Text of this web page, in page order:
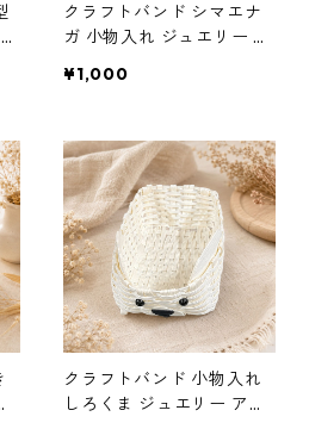
クラフトバンド シマエナ
ガ 小物入れ ジュエリー ア
¥1,000
クラフトバンド 小物入れ
しろくま ジュエリー アク